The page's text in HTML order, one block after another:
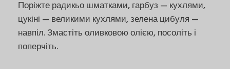
Поріжте радикьо шматками, гарбуз — кухлями,
цукіні — великими кухлями, зелена цибуля —
навпіл. Змастіть оливковою олією, посоліть і
поперчіть.